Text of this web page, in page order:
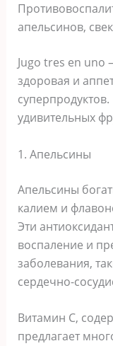
апельсинов,
Jugo tres en uno
здоровая и
удивительных
1. Апельсины
Апельсины
калием и
Эти
воспаление и
заболевания,
сердечно-
Витамин С,
предлагает